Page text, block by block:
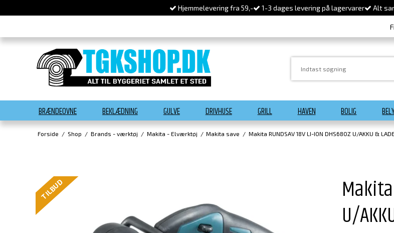
Hjemmelevering fra 59,- 1-3 dages levering på lagervarer Alt
BRÆNDEOVNE BEKLÆDNING GULVE DRIVHUSE GRILL HAVEN BOLIG
Forside / Shop / Brands - værktøj / Makita - Elværktøj / Makita save / Makita RUNDSAV 18V LI-ION DHS680Z U/AKKU &
TILBUD
Makita
U/